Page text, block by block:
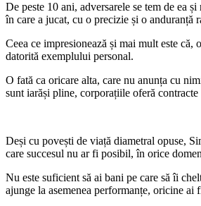
De peste 10 ani, adversarele se tem de ea
în care a jucat, cu o precizie și o anduranță
Ceea ce impresionează și mai mult este
datorită exemplului personal.
O fată ca oricare alta, care nu anunța cu
sunt iarăși pline, corporațiile oferă
Deși cu povești de viață diametral opuse,
care succesul nu ar fi posibil, în orice
Nu este suficient să ai bani pe care să îi
ajunge la asemenea performanțe, oricine ai